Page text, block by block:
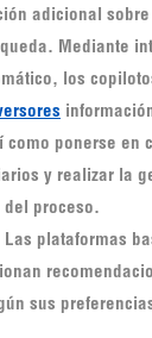
adicional
Mediante
los
como ponerse en
y realizar la
del proceso.
Las plataformas
sus